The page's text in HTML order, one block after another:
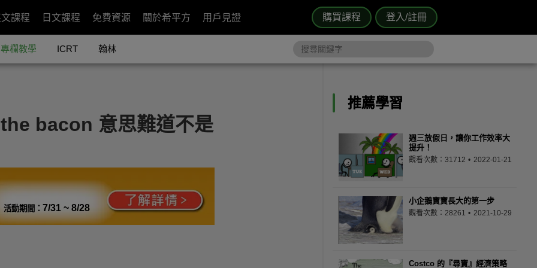
購買課程 登入/註冊
課程 日文課程 免費資源 關於希平方 用戶見證
專欄教學 ICRT 翰林
bacon 意思難道不是
活動期間： 7/31 ~ 8/28
推薦學習
週三放假日，讓你工作效率大
提升！
觀看次數：31712 2022-01-21
小企鵝寶寶長大的第一步
觀看次數：28261 2021-10-29
Costco 的『尋寶』經濟策略